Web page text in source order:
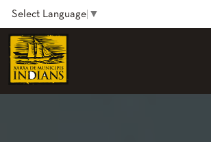
Select Language ▼